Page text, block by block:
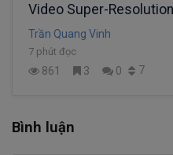
Video Super-
Pixel Convolutional
Trần Quang Vinh
7 phút đọc
861 3 0 7
Bình luận